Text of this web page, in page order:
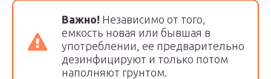
Важно! Независимо от того,
емкость новая или бывшая в
употреблении, ее предварительно
дезинфицируют и только потом
наполняют грунтом.